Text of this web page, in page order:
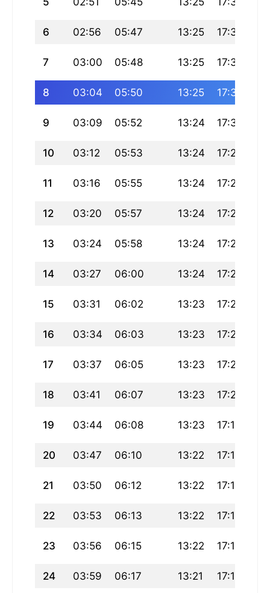
6 02:56 05:47 13:25 17:32
7 03:00 05:48 13:25 17:31
8 03:04 05:50 13:25 17:31
9 03:09 05:52 13:24 17:30
10 03:12 05:53 13:24 17:29
11 03:16 05:55 13:24 17:28
12 03:20 05:57 13:24 17:27
13 03:24 05:58 13:24 17:26
14 03:27 06:00 13:24 17:25
15 03:31 06:02 13:23 17:24
16 03:34 06:03 13:23 17:22
17 03:37 06:05 13:23 17:21
18 03:41 06:07 13:23 17:20
19 03:44 06:08 13:23 17:19
20 03:47 06:10 13:22 17:18
21 03:50 06:12 13:22 17:17
22 03:53 06:13 13:22 17:15
23 03:56 06:15 13:22 17:14
24 03:59 06:17 13:21 17:13